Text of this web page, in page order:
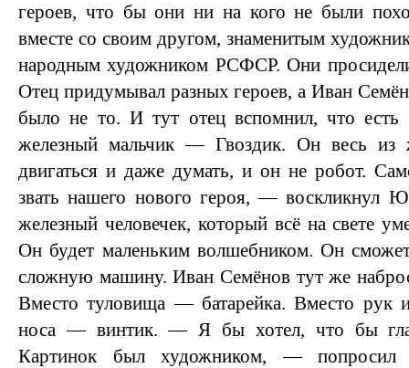
героев, что бы они ни на кого не были
вместе со своим другом, знаменитым
народным художником РСФСР. Они
Отец придумывал разных героев, а Иван
было не то. И тут отец вспомнил, что
железный мальчик — Гвоздик. Он весь из
двигаться и даже думать, и он не робот.
звать нашего нового героя, — воскликнул
железный человечек, который всё на свете
Он будет маленьким волшебником. Он
сложную машину. Иван Семёнов тут же
Вместо туловища — батарейка. Вместо рук
носа — винтик. — Я бы хотел, что бы
Картинок был художником, —